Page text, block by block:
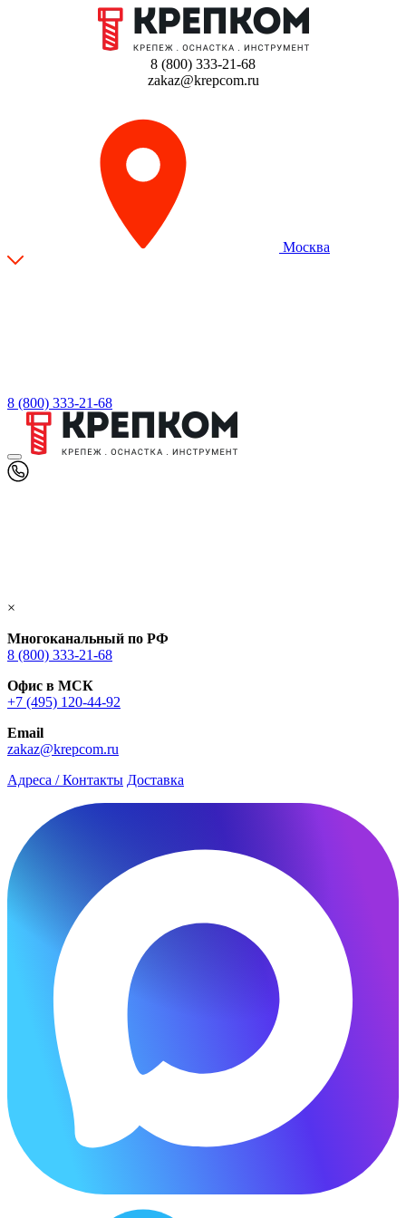
8 (800) 333-21-68
zakaz@krepcom.ru
Москва
8 (800) 333-21-68
×
Многоканальный по РФ
8 (800) 333‑21-68
Офис в МСК
+7 (495) 120-44-92
Email
zakaz@krepcom.ru
Адреса / Контакты Доставка